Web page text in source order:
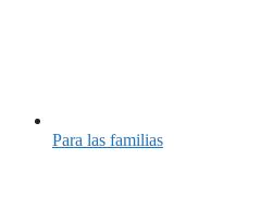
Para las familias